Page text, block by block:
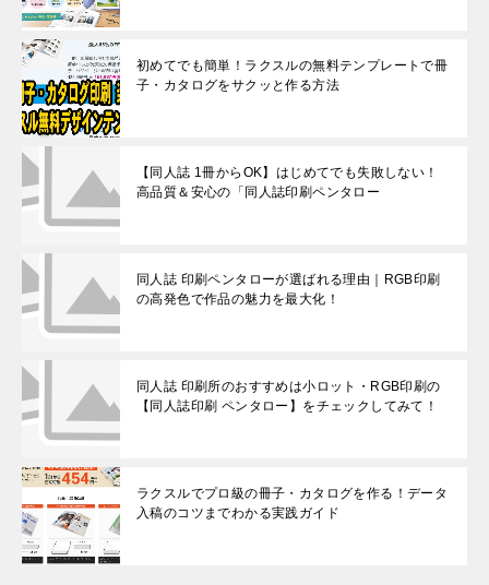
初めてでも簡単！ラクスルの無料テンプレートで冊
子・カタログをサクッと作る方法
【同人誌 1冊からOK】はじめてでも失敗しない！
高品質＆安心の「同人誌印刷ペンタロー
同人誌 印刷ペンタローが選ばれる理由｜RGB印刷
の高発色で作品の魅力を最大化！
同人誌 印刷所のおすすめは小ロット・RGB印刷の
【同人誌印刷 ペンタロー】をチェックしてみて！
ラクスルでプロ級の冊子・カタログを作る！データ
入稿のコツまでわかる実践ガイド